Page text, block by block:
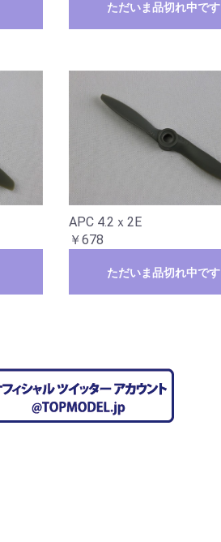
ただいま品切れ中です
APC 4.2ｘ2E
￥678
ただいま品切れ中です